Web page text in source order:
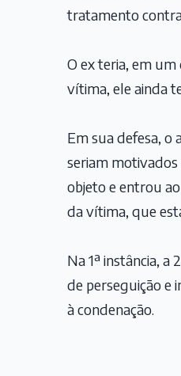
tratamento
O ex teria, em um
vítima, ele ainda
Em sua defesa, o
seriam
objeto e entrou
da vítima, que
Na 1ª instância, a
de perseguição e
à condenação.